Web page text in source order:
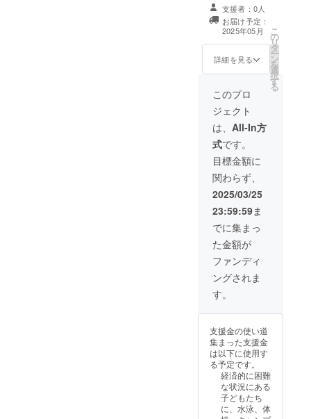
日ペア
宿泊券
（食事
県富士
宮市に
宿泊施
設で
す。目
の前に
さえぎ
るもの
がな
い、雄
大な富
士山が
みなさ
まをお
迎えし
ます。
有効期
限：発
行日か
ら1年間
つきま
して
は、宿
泊券発
送時に
ご案内
いたし
ます。
★施設
の感想等を掲載
した報告書の送
付（メール） ◆
寄付金領収書 ※
このリターンは
寄付金領収書を
除き、1,000円の
内容になりま
支援者：0人
お届け予定：
2025年05月
詳細を見る
こ
の
リ
タ
ー
ン
を
選
択
す
る
このプロ
ジェクト
は、 All-In方
式です。
目標金額に
関わらず、
2025/03/25
23:59:59ま
でに集まっ
た金額が
ファンディ
ングされま
す。
支援金の使い道
集まった支援金
は以下に使用す
る予定です。
経済的に困難
な状況にある
子どもたち
に、水泳、体